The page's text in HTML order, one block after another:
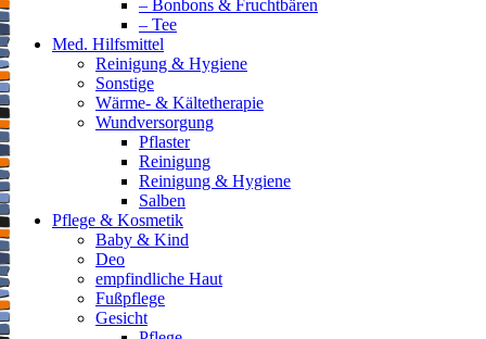
– Bonbons & Fruchtbären
– Tee
Med. Hilfsmittel
Reinigung & Hygiene
Sonstige
Wärme- & Kältetherapie
Wundversorgung
Pflaster
Reinigung
Reinigung & Hygiene
Salben
Pflege & Kosmetik
Baby & Kind
Deo
empfindliche Haut
Fußpflege
Gesicht